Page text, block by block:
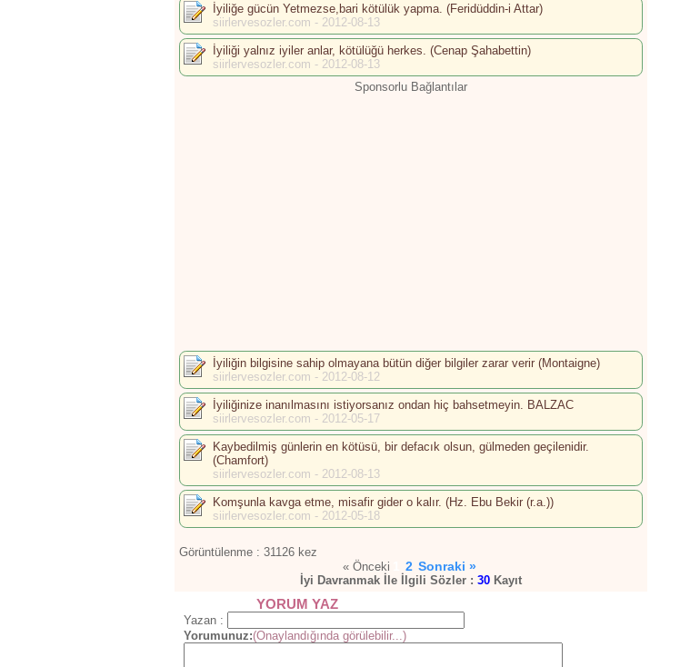
İyiliğe gücün Yetmezse,bari kötülük yapma. (Feridüddin-i Attar)
siirlervesozler.com - 2012-08-13
İyiliği yalnız iyiler anlar, kötülüğü herkes. (Cenap Şahabettin)
siirlervesozler.com - 2012-08-13
Sponsorlu Bağlantılar
İyiliğin bilgisine sahip olmayana bütün diğer bilgiler zarar verir (Montaigne)
siirlervesozler.com - 2012-08-12
İyiliğinize inanılmasını istiyorsanız ondan hiç bahsetmeyin. BALZAC
siirlervesozler.com - 2012-05-17
Kaybedilmiş günlerin en kötüsü, bir defacık olsun, gülmeden geçilenidir.
(Chamfort)
siirlervesozler.com - 2012-08-13
Komşunla kavga etme, misafir gider o kalır. (Hz. Ebu Bekir (r.a.))
siirlervesozler.com - 2012-05-18
Görüntülenme : 31126 kez
« Önceki
2 Sonraki »
İyi Davranmak İle İlgili Sözler : 30 Kayıt
YORUM YAZ
Yazan :
Yorumunuz:(Onaylandığında görülebilir...)